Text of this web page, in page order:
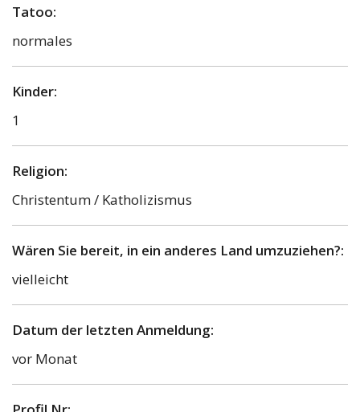
Tatoo:
normales
Kinder:
1
Religion:
Christentum / Katholizismus
Wären Sie bereit, in ein anderes Land umzuziehen?:
vielleicht
Datum der letzten Anmeldung:
vor Monat